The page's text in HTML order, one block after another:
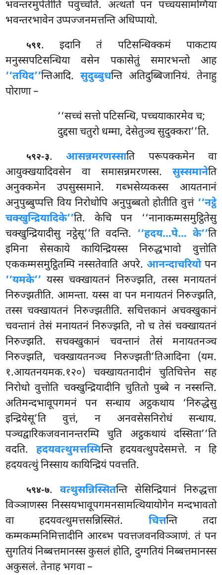
भवन्तरमुपेतीति पवुच्चति. अत्थतो पन पच्चयसामग्गिया
भवन्तरभावेन उप्पज्जनमत्तन्ति अधिप्पायो.
५९१. इदानितं पटिसन्धिक्कमं पाकटाय
मनुस्सपटिसन्धिया वसेन पकासेतुं समारभन्तो आह
‘‘तयिद’’न्तिआदि.सुदुब्बुधन्ति अतिदुब्बिजानियं. तेनाहु
पोराणा –
‘‘सच्चं सत्तो पटिसन्धि, पच्चयाकारमेव च;
दुद्दसा चतुरो धम्मा, देसेतुञ्च सुदुक्करा’’ति.
५९२-३.आसन्नमरणस्साति परूपक्कमेन वा
आयुक्खयादिवसेन वा समासन्नमरणस्स. सुस्समानेति
अनुक्कमेन उपसुस्समाने. गब्भसेय्यकस्स आयतनानं
अनुपुब्बुप्पत्ति विय निरोधोपि अनुपुब्बतो होतीति वुत्तं ‘‘नट्ठे
चक्खुन्द्रियादिके’’ति. केचि पन ‘‘नानाकम्मसमुट्ठितेसु
चक्खुन्द्रियादीसु नट्ठेसू’’ति वदन्ति. ‘‘हदय…पे… के’’ति
इमिना सेसकाये कायिन्द्रियस्स निरुद्धभावो वुत्तोति
एककम्मसमुट्ठितम्पि नस्सतेवाति अपरे. आनन्दाचरियोपन
‘‘यमके’’ यस्स चक्खायतनं निरुज्झति, तस्स मनायतनं
निरुज्झतीति. आमन्ता. यस्स वा पन मनायतनं निरुज्झति,
तस्स चक्खायतनं निरुज्झतीति. सचित्तकानं अचक्खुकानं
चवन्तानं तेसं मनायतनं निरुज्झति, नो च तेसं चक्खायतनं
निरुज्झति. सचक्खुकानं चवन्तानं तेसं मनायतनञ्च
निरुज्झति, चक्खायतनञ्च निरुज्झती’तिआदिना (यम.
१.आयतनयमक.१२०) चक्खायतनादीनंचुतिचित्तेन सह
निरोधो वुत्तोति चक्खुन्द्रियादीनि चुतितो पुब्बे न नस्सन्ति.
अतिमन्दभावूपगमनं पन सन्धाय अट्ठकथाय ‘निरुद्धेसु
इन्द्रियेसू’ति वुत्तं, न अनवसेसनिरोधं सन्धाय.
पञ्चद्वारिकजवनानन्तरम्पि चुति अट्ठकथायं दस्सिता’’ति
वदति. हदयवत्थुमत्तस्मिन्ति हदयवत्थुपदेसमत्ते. न हि
हदयवत्थुं निस्साय कायिन्द्रियं पवत्तति.
५९४-७. वत्थुसन्निस्सितन्ति सेसिन्द्रियानं निरुद्धत्ता
विञ्ञाणस्स निस्सयभावूपगमनसामत्थियायोगेन मन्दभावतो
वा हदयवत्थुमत्तसन्निस्सितं. चित्तन्ति तदा
कम्मकम्मनिमित्तादीनि आरब्भ पवत्तजवनविञ्ञाणं. तं पन
सुगतियं निब्बत्तमानस्स कुसलं होति, दुग्गतियं निब्बत्तमानस्स
अकुसलं. तेनाह भगवा –